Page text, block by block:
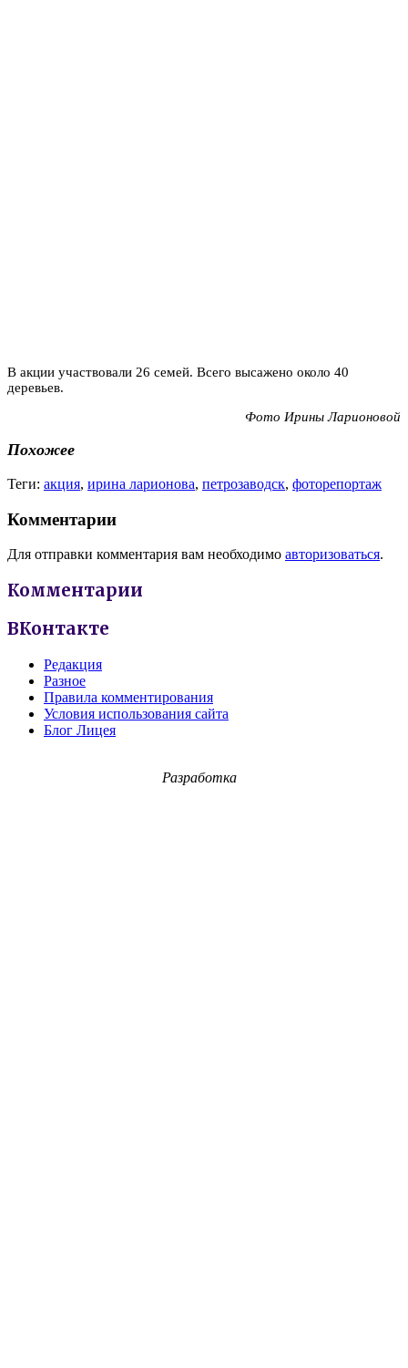
В акции участвовали 26 семей. Всего высажено около 40
деревьев.
Фото Ирины Ларионовой
Похожее
Теги: акция, ирина ларионова, петрозаводск, фоторепортаж
Комментарии
Для отправки комментария вам необходимо авторизоваться.
Комментарии
ВКонтакте
Редакция
Разное
Правила комментирования
Условия использования сайта
Блог Лицея
Разработка